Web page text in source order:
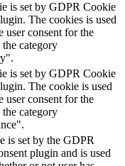
is set by GDPR Cookie
The cookies is used
user consent for the
category
is set by GDPR Cookie
The cookie is used
user consent for the
category
is set by the GDPR
plugin and is used